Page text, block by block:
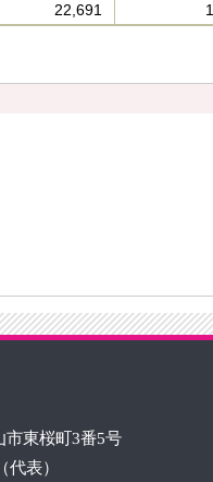
22,691
東桜町3番5号
表）